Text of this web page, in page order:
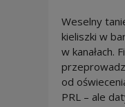
Weselny
kieliszki w
w kanałach.
od
PRL – ale